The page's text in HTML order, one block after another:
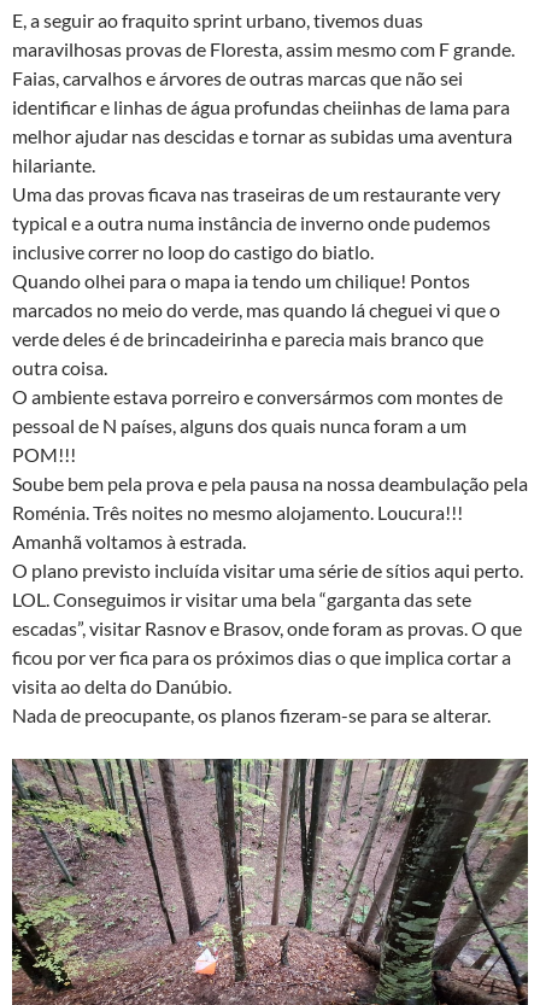
E, a seguir ao fraquito sprint urbano, tivemos duas
maravilhosas provas de Floresta, assim mesmo com F grande.
Faias, carvalhos e árvores de outras marcas que não sei
identificar e linhas de água profundas cheiinhas de lama para
melhor ajudar nas descidas e tornar as subidas uma aventura
hilariante.
Uma das provas ficava nas traseiras de um restaurante very
typical e a outra numa instância de inverno onde pudemos
inclusive correr no loop do castigo do biatlo.
Quando olhei para o mapa ia tendo um chilique! Pontos
marcados no meio do verde, mas quando lá cheguei vi que o
verde deles é de brincadeirinha e parecia mais branco que
outra coisa.
O ambiente estava porreiro e conversármos com montes de
pessoal de N países, alguns dos quais nunca foram a um
POM!!!
Soube bem pela prova e pela pausa na nossa deambulação pela
Roménia. Três noites no mesmo alojamento. Loucura!!!
Amanhã voltamos à estrada.
O plano previsto incluída visitar uma série de sítios aqui perto.
LOL. Conseguimos ir visitar uma bela “garganta das sete
escadas”, visitar Rasnov e Brasov, onde foram as provas. O que
ficou por ver fica para os próximos dias o que implica cortar a
visita ao delta do Danúbio.
Nada de preocupante, os planos fizeram-se para se alterar.